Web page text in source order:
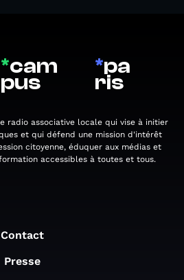
*cam
pus
*pa
ris
radio associative locale qui vise à initier
et qui défend une mission d'intérêt
citoyenne, éduquer aux médias et
accessibles à toutes et tous.
Contact
Presse